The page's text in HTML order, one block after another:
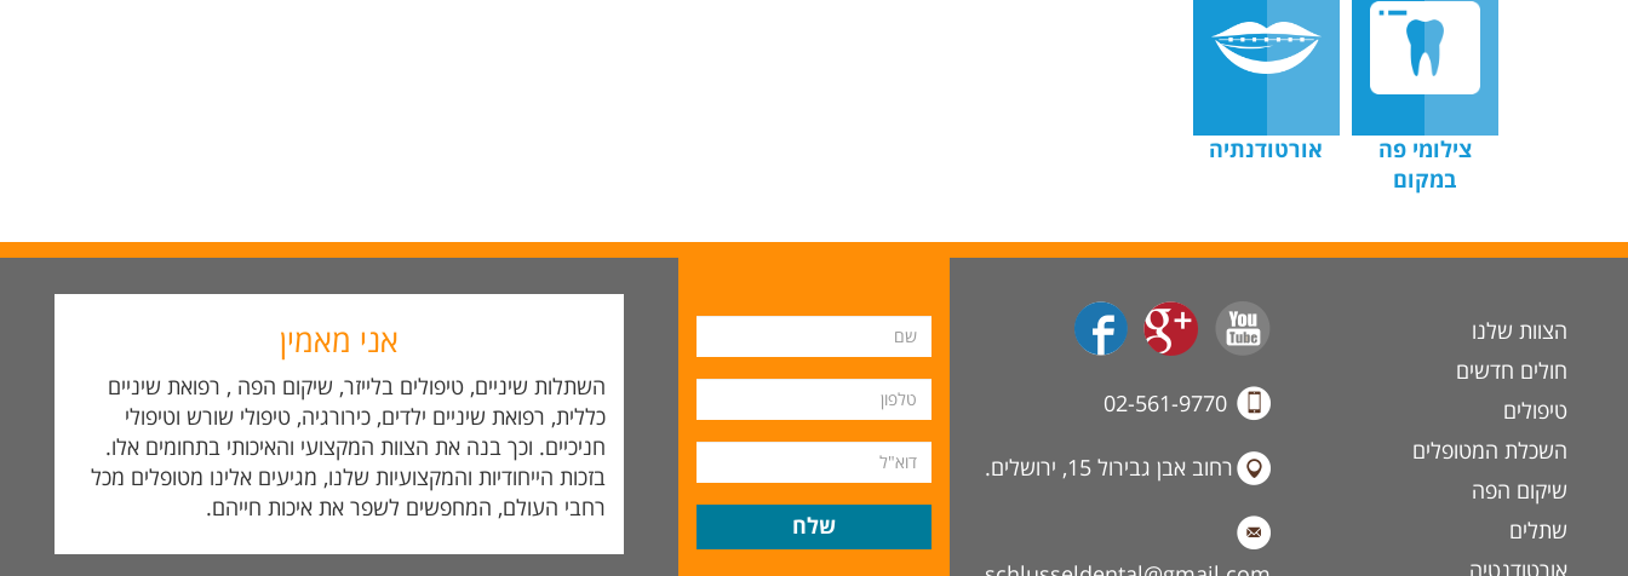
צילומי פה
במקום
אורטודנתיה
אני מאמין
השתלות שיניים, טיפולים בלייזר, שיקום הפה , רפואת שיניים
כללית, רפואת שיניים ילדים, כירורגיה, טיפולי שורש וטיפולי
חניכיים. וכך בנה את הצוות המקצועי והאיכותי בתחומים אלו.
בזכות הייחודיות והמקצועיות שלנו, מגיעים אלינו מטופלים מכל
רחבי העולם, המחפשים לשפר את איכות חייהם.
הצוות שלנו
חולים חדשים
טיפולים
השכלת המטופלים
שיקום הפה
שתלים
רחוב אבן גבירול 15, ירושלים.